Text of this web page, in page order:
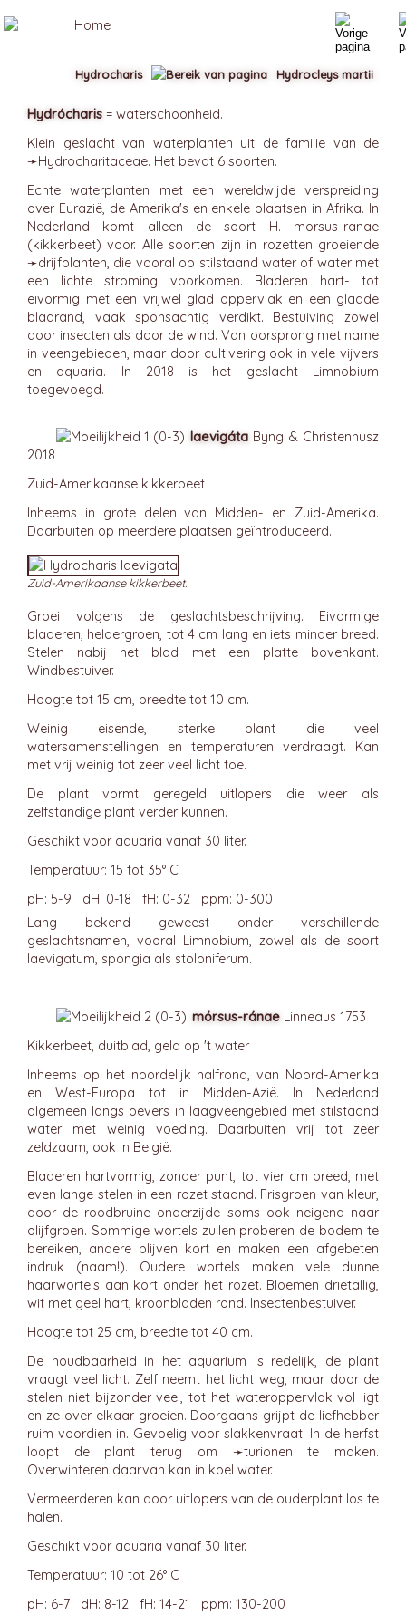
Hydrócharis = waterschoonheid.
Klein geslacht van waterplanten uit de familie van de
➛Hydrocharitaceae. Het bevat 6 soorten.
Echte waterplanten met een wereldwijde verspreiding
over Eurazië, de Amerika's en enkele plaatsen in Afrika. In
Nederland komt alleen de soort H. morsus-ranae
(kikkerbeet) voor. Alle soorten zijn in rozetten groeiende
➛drijfplanten, die vooral op stilstaand water of water met
een lichte stroming voorkomen. Bladeren hart- tot
eivormig met een vrijwel glad oppervlak en een gladde
bladrand, vaak sponsachtig verdikt. Bestuiving zowel
door insecten als door de wind. Van oorsprong met name
in veengebieden, maar door cultivering ook in vele vijvers
en aquaria. In 2018 is het geslacht Limnobium
toegevoegd.
laevigáta Byng & Christenhusz
2018
Zuid-Amerikaanse kikkerbeet
Inheems in grote delen van Midden- en Zuid-Amerika.
Daarbuiten op meerdere plaatsen geïntroduceerd.
Zuid-Amerikaanse kikkerbeet.
Groei volgens de geslachtsbeschrijving. Eivormige
bladeren, heldergroen, tot 4 cm lang en iets minder breed.
Stelen nabij het blad met een platte bovenkant.
Windbestuiver.
Hoogte tot 15 cm, breedte tot 10 cm.
Weinig eisende, sterke plant die veel
watersamenstellingen en temperaturen verdraagt. Kan
met vrij weinig tot zeer veel licht toe.
De plant vormt geregeld uitlopers die weer als
zelfstandige plant verder kunnen.
Geschikt voor aquaria vanaf 30 liter.
Temperatuur: 15 tot 35° C
pH: 5-9 dH: 0-18 fH: 0-32 ppm: 0-300
Lang bekend geweest onder verschillende
geslachtsnamen, vooral Limnobium, zowel als de soort
laevigatum, spongia als stoloniferum.
mórsus-ránae Linneaus 1753
Kikkerbeet, duitblad, geld op 't water
Inheems op het noordelijk halfrond, van Noord-Amerika
en West-Europa tot in Midden-Azië. In Nederland
algemeen langs oevers in laagveengebied met stilstaand
water met weinig voeding. Daarbuiten vrij tot zeer
zeldzaam, ook in België.
Bladeren hartvormig, zonder punt, tot vier cm breed, met
even lange stelen in een rozet staand. Frisgroen van kleur,
door de roodbruine onderzijde soms ook neigend naar
olijfgroen. Sommige wortels zullen proberen de bodem te
bereiken, andere blijven kort en maken een afgebeten
indruk (naam!). Oudere wortels maken vele dunne
haarwortels aan kort onder het rozet. Bloemen drietallig,
wit met geel hart, kroonbladen rond. Insectenbestuiver.
Hoogte tot 25 cm, breedte tot 40 cm.
De houdbaarheid in het aquarium is redelijk, de plant
vraagt veel licht. Zelf neemt het licht weg, maar door de
stelen niet bijzonder veel, tot het wateroppervlak vol ligt
en ze over elkaar groeien. Doorgaans grijpt de liefhebber
ruim voordien in. Gevoelig voor slakkenvraat. In de herfst
loopt de plant terug om ➛turionen te maken.
Overwinteren daarvan kan in koel water.
Vermeerderen kan door uitlopers van de ouderplant los te
halen.
Geschikt voor aquaria vanaf 30 liter.
Temperatuur: 10 tot 26° C
pH: 6-7 dH: 8-12 fH: 14-21 ppm: 130-200
Hydrocharis Hydrocleys martii